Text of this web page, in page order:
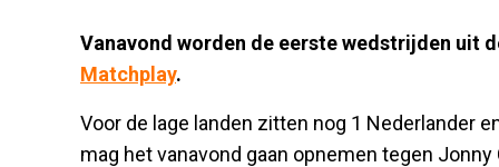
Vanavond worden de eerste wedstrijden uit
Matchplay.
Voor de lage landen zitten nog 1 Nederlander
mag het vanavond gaan opnemen tegen